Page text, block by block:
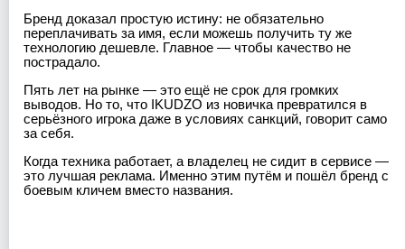
Бренд доказал простую истину: не обязательно
переплачивать за имя, если можешь получить ту же
технологию дешевле. Главное — чтобы качество не
пострадало.
Пять лет на рынке — это ещё не срок для громких
выводов. Но то, что IKUDZO из новичка превратился в
серьёзного игрока даже в условиях санкций, говорит само
за себя.
Когда техника работает, а владелец не сидит в сервисе —
это лучшая реклама. Именно этим путём и пошёл бренд с
боевым кличем вместо названия.